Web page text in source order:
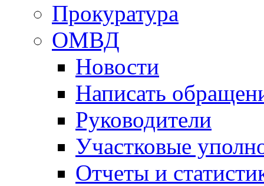
Прокуратура
ОМВД
Новости
Написать
Руководители
Участковые
Отчеты и